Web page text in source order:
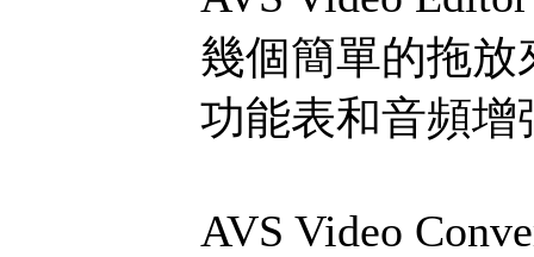
幾個簡單的拖
功能表和音頻
AVS Video